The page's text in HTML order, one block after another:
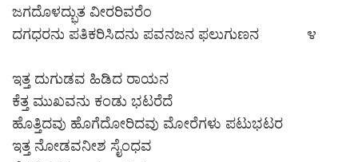
ಜಗದೊಳದ್ಭುತ ವೀರರಿವರೆಂ
ದಗಧರನು ಪತಿಕರಿಸಿದನು ಪವನಜನ ಫಲುಗುಣನ ೪
ಇತ್ತ ದುಗುಡವ ಹಿಡಿದ ರಾಯನ
ಕೆತ್ತ ಮುಖವನು ಕಂಡು ಭಟರೆದೆ
ಹೊತ್ತಿದವು ಹೊಗೆದೋರಿದವು ಮೋರೆಗಳು ಪಟುಭಟರ
ಇತ್ತ ನೋಡವನೀಶ ಸೈಂಧವ